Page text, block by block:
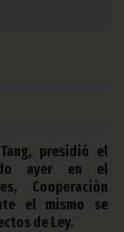
presidió el
ayer en el
Cooperación
el mismo se
de Ley.